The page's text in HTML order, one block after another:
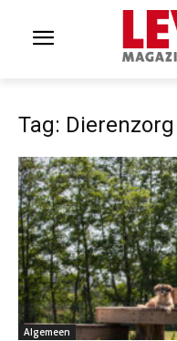
Tag: Dierenzorg
Algemeen